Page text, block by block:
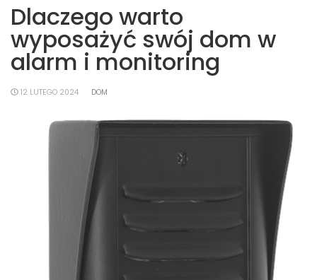
Dlaczego warto
wyposażyć swój dom w
alarm i monitoring
12 LUTEGO 2024 DOM